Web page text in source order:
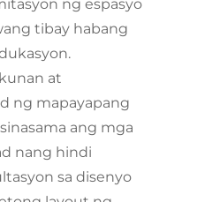
ng espasyo
tibay habang
at
ng mapayapang
ang mga
nang hindi
sa disenyo